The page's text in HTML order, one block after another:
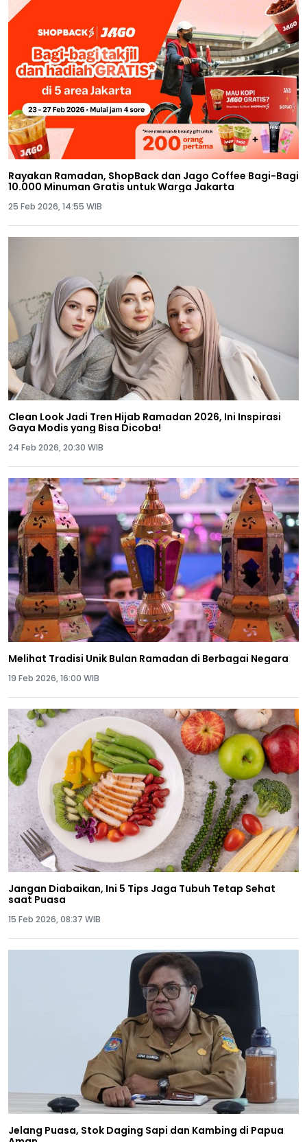
Rayakan Ramadan, ShopBack dan Jago Coffee Bagi-Bagi
10.000 Minuman Gratis untuk Warga Jakarta
25 Feb 2026, 14:55 WIB
Clean Look Jadi Tren Hijab Ramadan 2026, Ini Inspirasi
Gaya Modis yang Bisa Dicoba!
24 Feb 2026, 20:30 WIB
Melihat Tradisi Unik Bulan Ramadan di Berbagai Negara
19 Feb 2026, 16:00 WIB
Jangan Diabaikan, Ini 5 Tips Jaga Tubuh Tetap Sehat
saat Puasa
15 Feb 2026, 08:37 WIB
Jelang Puasa, Stok Daging Sapi dan Kambing di Papua